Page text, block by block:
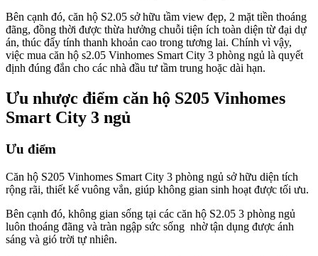
Bên cạnh đó, căn hộ S2.05 sở hữu tầm view đẹp, 2 mặt tiền thoáng
đãng, đồng thời được thừa hưởng chuỗi tiện ích toàn diện từ đại dự
án, thúc đẩy tính thanh khoản cao trong tương lai. Chính vì vậy,
việc mua căn hộ s2.05 Vinhomes Smart City 3 phòng ngủ là quyết
định đúng đắn cho các nhà đầu tư tầm trung hoặc dài hạn.
Ưu nhược điểm căn hộ S205 Vinhomes
Smart City 3 ngủ
Ưu điểm
Căn hộ S205 Vinhomes Smart City 3 phòng ngủ sở hữu diện tích
rộng rãi, thiết kế vuông vắn, giúp không gian sinh hoạt được tối ưu.
Bên cạnh đó, không gian sống tại các căn hộ S2.05 3 phòng ngủ
luôn thoáng đãng và tràn ngập sức sống nhờ tận dụng được ánh
sáng và gió trời tự nhiên.